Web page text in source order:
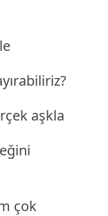
aşkla
çok